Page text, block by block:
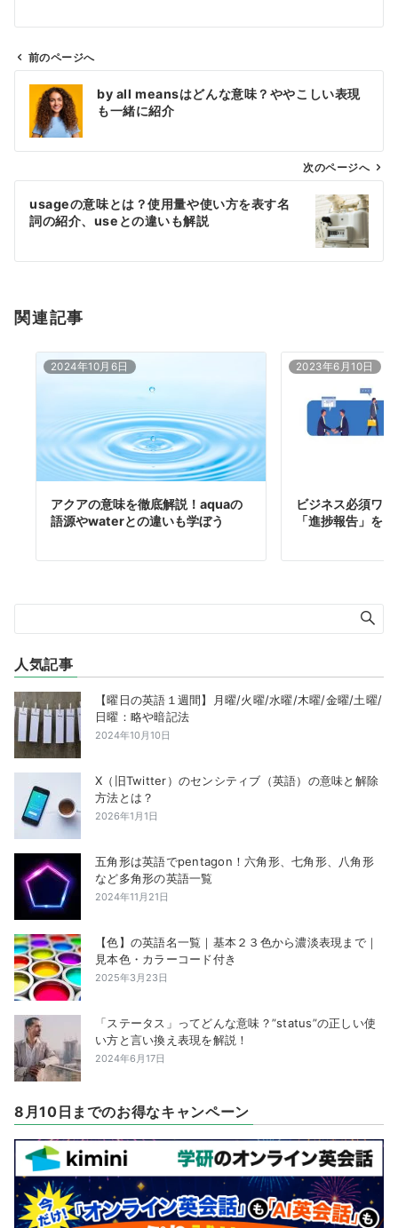
ン
前のページへ
by all meansはどんな意味？ややこしい表現
も一緒に紹介
次のページへ
usageの意味とは？使用量や使い方を表す名
詞の紹介、useとの違いも解説
関連記事
2024年10月6日
アクアの意味を徹底解説！aquaの
語源やwaterとの違いも学ぼう
2023年6月10日
ビジネス必須ワ
「進捗報告」を
人気記事
【曜日の英語１週間】月曜/火曜/水曜/木曜/金曜/土曜/
日曜：略や暗記法
2024年10月10日
X（旧Twitter）のセンシティブ（英語）の意味と解除
方法とは？
2026年1月1日
五角形は英語でpentagon！六角形、七角形、八角形
など多角形の英語一覧
2024年11月21日
【色】の英語名一覧｜基本２３色から濃淡表現まで｜
見本色・カラーコード付き
2025年3月23日
「ステータス」ってどんな意味？”status”の正しい使
い方と言い換え表現を解説！
2024年6月17日
8月10日までのお得なキャンペーン